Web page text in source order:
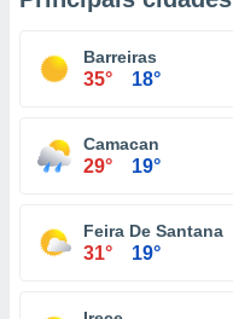
Barreiras
35° 18°
Camacan
29° 19°
Feira De Santana
31° 19°